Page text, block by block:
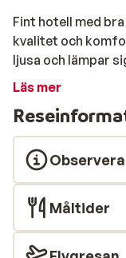
Fint hotell med
kvalitet och
ljusa och lämpar
rörelsehinder. Här
stranden Playa
Poolområdet är
med parasoll
två pooler där en
ifrån varandra.
på din solstol och
pool/snackbaren.
promenad ifrån
Läs mer
Observera
Måltider